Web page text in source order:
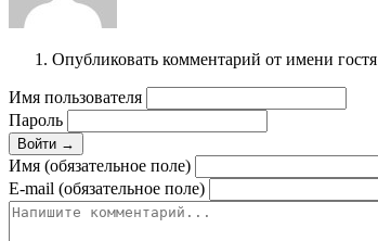
Опубликовать комментарий от имени гостя
Имя пользователя
Пароль
Войти →
Имя (обязательное поле)
E-mail (обязательное поле)